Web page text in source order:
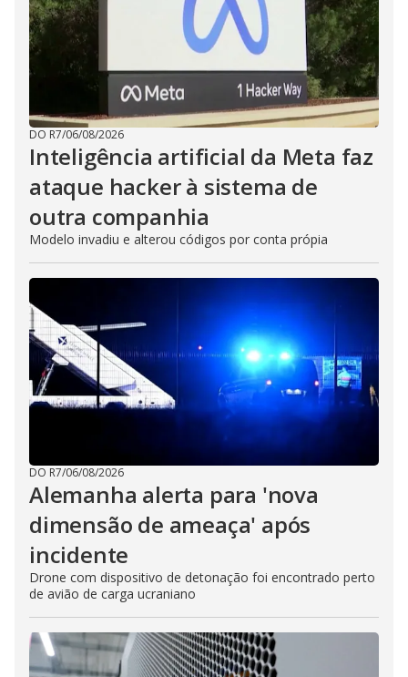
DO R7/06/08/2026
Inteligência artificial da Meta faz
ataque hacker à sistema de
outra companhia
Modelo invadiu e alterou códigos por conta própia
DO R7/06/08/2026
Alemanha alerta para 'nova
dimensão de ameaça' após
incidente
Drone com dispositivo de detonação foi encontrado perto
de avião de carga ucraniano